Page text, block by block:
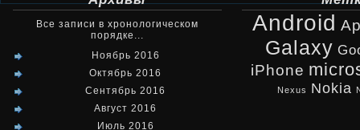
Все записи в хронологическом
порядке...
Ноябрь 2016
Октябрь 2016
Сентябрь 2016
Август 2016
Июль 2016
Android
Galaxy
iPhone
Nexus Nokia